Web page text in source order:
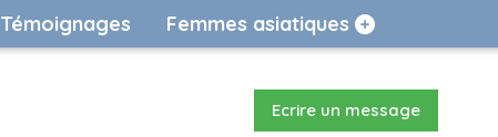
Témoignages Femmes asiatiques
Ecrire un message